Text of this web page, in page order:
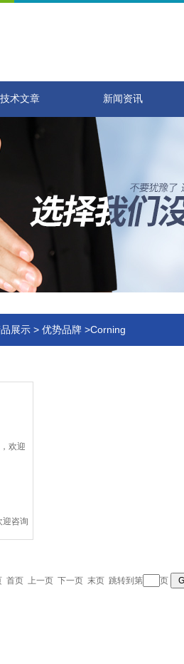
技术文章 新闻资讯
展示 > 优势品牌 >Corning
迎咨询
首页 上一页 下一页 末页 跳转到第 页